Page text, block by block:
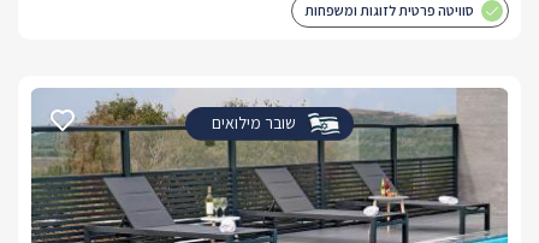
סוויטה פרטית לזוגות ומשפחות
שובר מילואים